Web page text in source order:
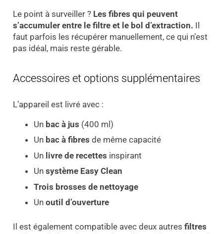
Le point à surveiller ? Les fibres qui peuvent
s’accumuler entre le filtre et le bol d’extraction. Il
faut parfois les récupérer manuellement, ce qui n’est
pas idéal, mais reste gérable.
Accessoires et options supplémentaires
L’appareil est livré avec :
Un bac à jus (400 ml)
Un bac à fibres de même capacité
Un livre de recettes inspirant
Un système Easy Clean
Trois brosses de nettoyage
Un outil d’ouverture
Il est également compatible avec deux autres filtres